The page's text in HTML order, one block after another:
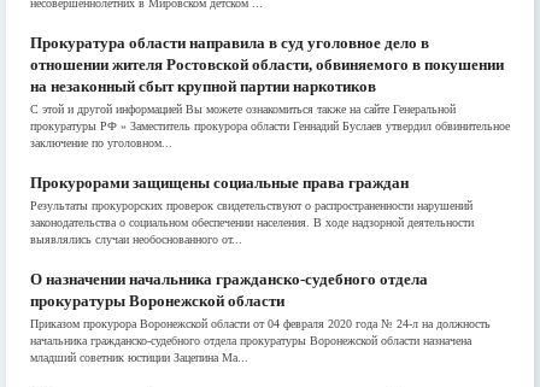
несовершеннолетних в Мировском детском ...
Прокуратура области направила в суд уголовное дело в
отношении жителя Ростовской области, обвиняемого в покушении
на незаконный сбыт крупной партии наркотиков
С этой и другой информацией Вы можете ознакомиться также на сайте Генеральной
прокуратуры РФ » Заместитель прокурора области Геннадий Буслаев утвердил обвинительное
заключение по уголовном...
Прокурорами защищены социальные права граждан
Результаты прокурорских проверок свидетельствуют о распространенности нарушений
законодательства о социальном обеспечении населения. В ходе надзорной деятельности
выявлялись случаи необоснованного от...
О назначении начальника гражданско-судебного отдела
прокуратуры Воронежской области
Приказом прокурора Воронежской области от 04 февраля 2020 года № 24-л на должность
начальника гражданско-судебного отдела прокуратуры Воронежской области назначена
младший советник юстиции Зацепина Ма...